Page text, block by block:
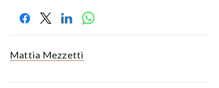
Mattia Mezzetti